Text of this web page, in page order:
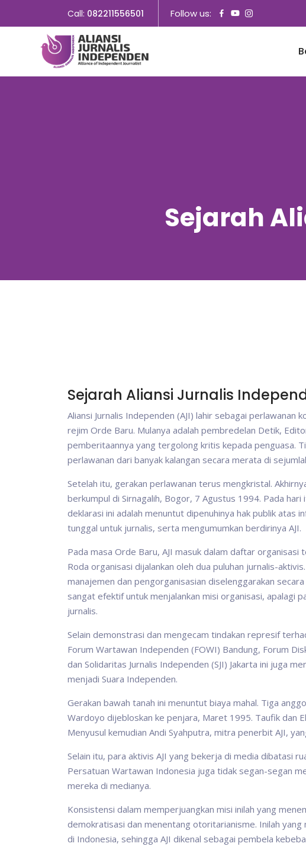
Call: 082211556501 Follow us:
Sejarah
Sejarah Aliansi Jurnalis
Aliansi Jurnalis Independen (AJI) lahir sebagai
rejim Orde Baru. Mulanya adalah pembredelan Detik,
pemberitaannya yang tergolong kritis kepada penguasa.
perlawanan dari banyak kalangan secara merata di
Setelah itu, gerakan perlawanan terus mengkristal.
berkumpul di Sirnagalih, Bogor, 7 Agustus 1994. Pada
deklarasi ini adalah menuntut dipenuhinya hak publik atas
tunggal untuk jurnalis, serta mengumumkan berdirinya AJI.
Pada masa Orde Baru, AJI masuk dalam daftar
Roda organisasi dijalankan oleh dua puluhan jurnalis-
manajemen dan pengorganisasian diselenggarakan
sangat efektif untuk menjalankan misi organisasi, apalagi
jurnalis.
Selain demonstrasi dan mengecam tindakan represif
Forum Wartawan Independen (FOWI) Bandung, Forum
dan Solidaritas Jurnalis Independen (SJI) Jakarta ini juga
menjadi Suara Independen.
Gerakan bawah tanah ini menuntut biaya mahal. Tiga
Wardoyo dijebloskan ke penjara, Maret 1995. Taufik dan
Menyusul kemudian Andi Syahputra, mitra penerbit AJI,
Selain itu, para aktivis AJI yang bekerja di media dibatasi
Persatuan Wartawan Indonesia juga tidak segan-segan
mereka di medianya.
Konsistensi dalam memperjuangkan misi inilah yang
demokratisasi dan menentang otoritarianisme. Inilah
di Indonesia, sehingga AJI dikenal sebagai pembela